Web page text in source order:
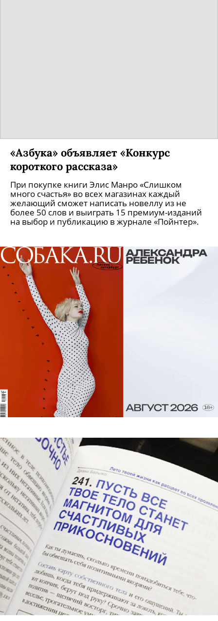
«Азбука» объявляет «Конкурс
короткого рассказа»
При покупке книги Элис Манро «Слишком
много счастья» во всех магазинах каждый
желающий сможет написать новеллу из не
более 50 слов и выиграть 15 премиум-изданий
на выбор и публикацию в журнале «Пойнтер».